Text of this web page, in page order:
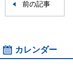
前の記事
カレンダー